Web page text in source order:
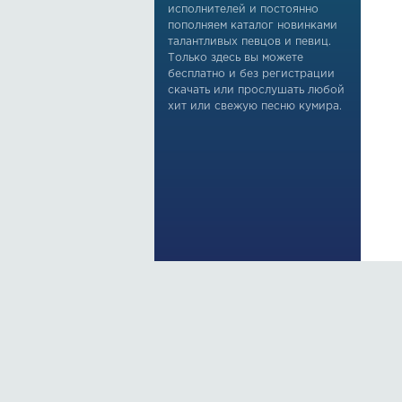
исполнителей и постоянно
пополняем каталог новинками
талантливых певцов и певиц.
Только здесь вы можете
бесплатно и без регистрации
скачать или прослушать любой
хит или свежую песню кумира.